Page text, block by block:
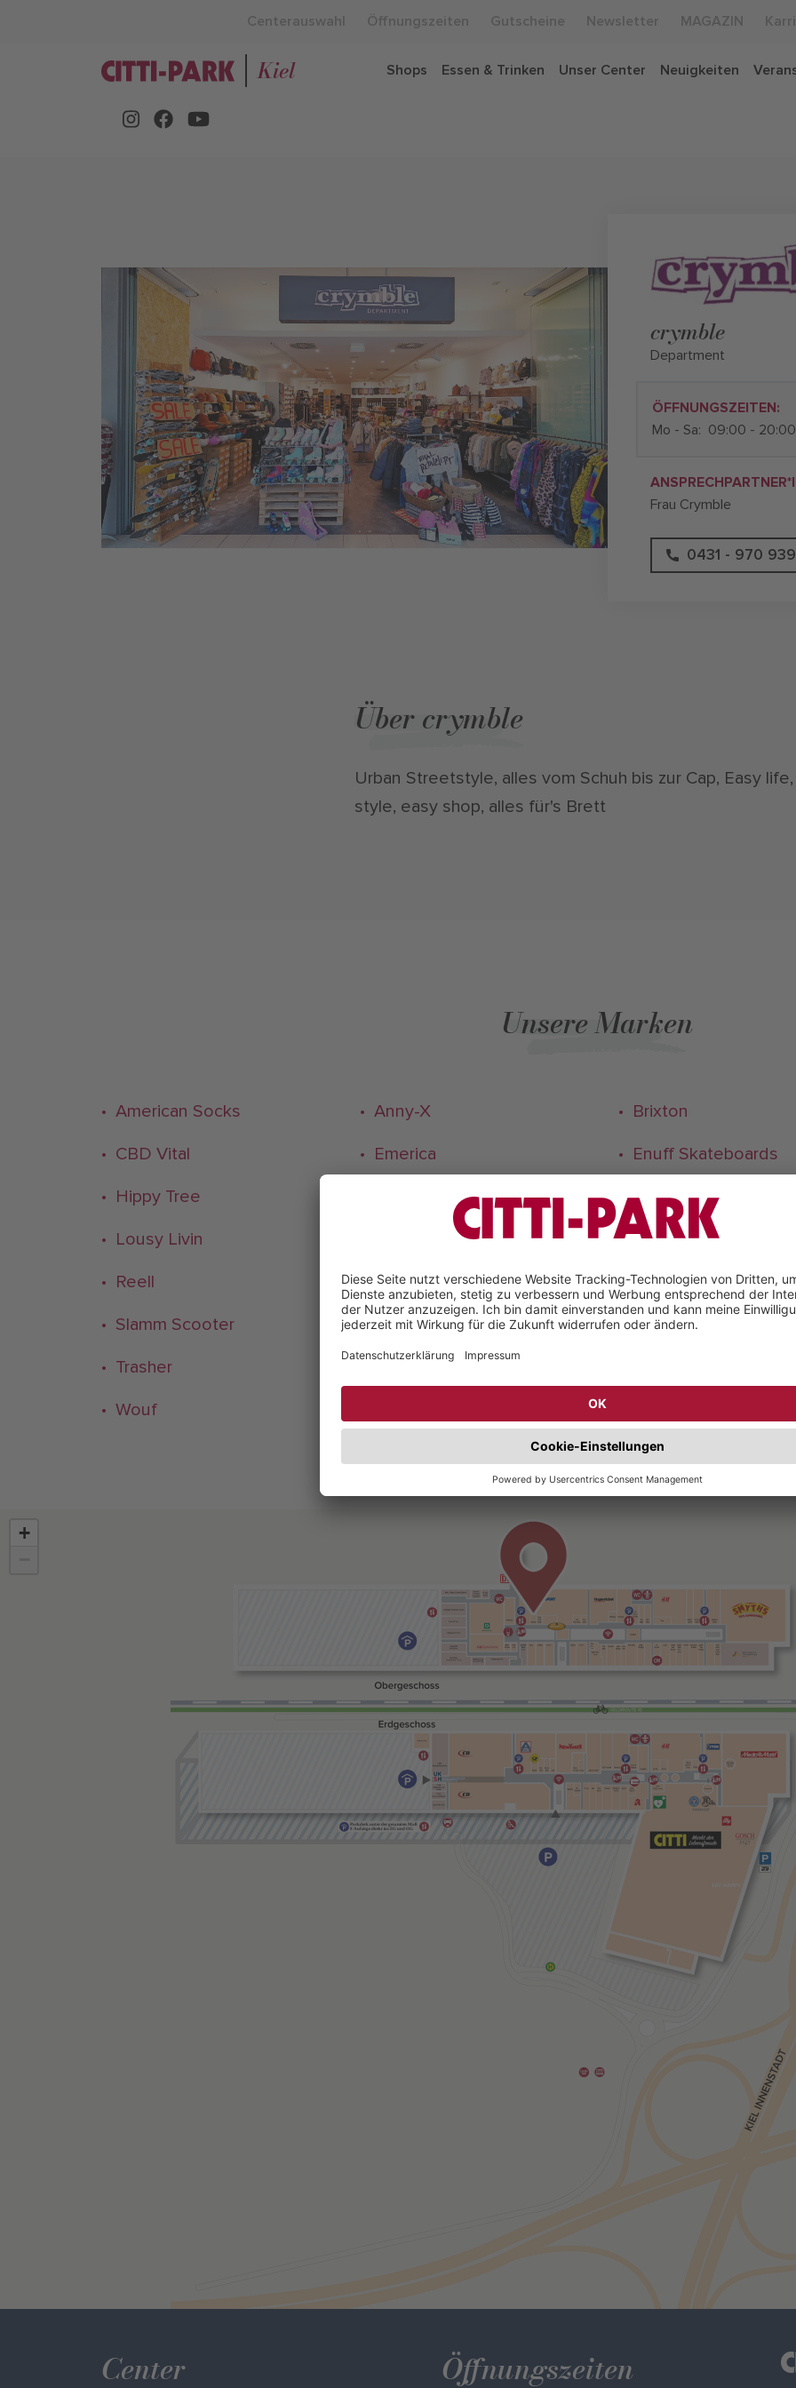
Centerauswahl Öffnungszeiten Gutscheine Newsletter MAGAZIN
Kiel Shops Essen & Trinken Unser Center Neuigkeiten
crymble
Department
ÖFFNUNGSZEITEN:
Mo - Sa: 09:00 -
Frau Crymble
0431 - 970
Über crymble
Urban Streetstyle, alles vom Schuh bis zur Cap, Easy
style, easy shop, alles für's Brett
Unsere Marken
• American Socks • Anny-X • Brixton
• CBD Vital
• Emerica • Enuff Skateboards
• Hippy Tree
• Krasilnikoff • Lefrik
• Lousy Livin
• Mindless Longboards • Mr. Lacy
• Reell
• Rio Roller • SFR Rollschuhe
• Slamm Scooter
• Spiral • Stunt Scooter
• Trasher
• Ucon Acrobatics
• Wouf
Parkdeck unter der gesamten Mall
9 Aufzüge direkt ins EG und OG
+
Center Öffnungszeiten